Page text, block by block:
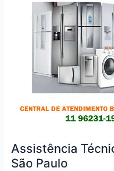
Assistência
São Paulo